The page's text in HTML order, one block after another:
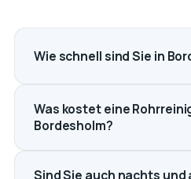
Wie schnell sind Sie in
Was kostet eine
Bordesholm?
Sind Sie auch nachts und